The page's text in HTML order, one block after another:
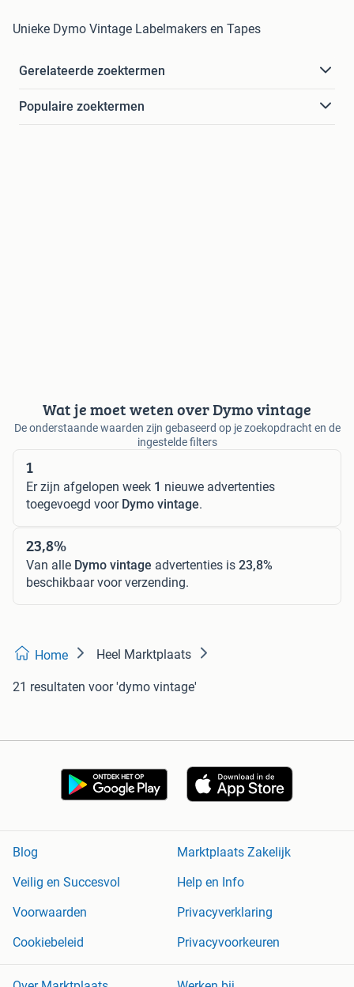
Unieke Dymo Vintage Labelmakers en Tapes
Gerelateerde zoektermen
Populaire zoektermen
Wat je moet weten over Dymo vintage
De onderstaande waarden zijn gebaseerd op je zoekopdracht en de
ingestelde filters
1
Er zijn afgelopen week 1 nieuwe advertenties
toegevoegd voor Dymo vintage.
23,8%
Van alle Dymo vintage advertenties is 23,8%
beschikbaar voor verzending.
Home Heel Marktplaats
21 resultaten voor 'dymo vintage'
Blog
Marktplaats Zakelijk
Veilig en Succesvol
Help en Info
Voorwaarden
Privacyverklaring
Cookiebeleid
Privacyvoorkeuren